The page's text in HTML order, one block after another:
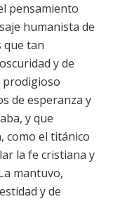
pensamiento
humanista de
que tan
y de
prodigioso
de esperanza y
y que
como el titánico
la fe cristiana y
mantuvo,
y de